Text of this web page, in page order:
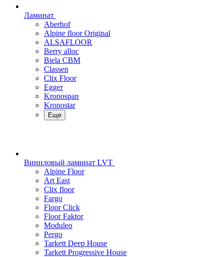
Ламинат
Aberhof
Alpine floor Original
ALSAFLOOR
Berry alloc
Biela CBM
Classen
Clix Floor
Egger
Kronospan
Kronostar
Еще
Виниловый ламинат LVT
Alpine Floor
Art East
Clix floor
Fargo
Floor Click
Floor Faktor
Moduleo
Pergo
Tarkett Deep House
Tarkett Progressive House